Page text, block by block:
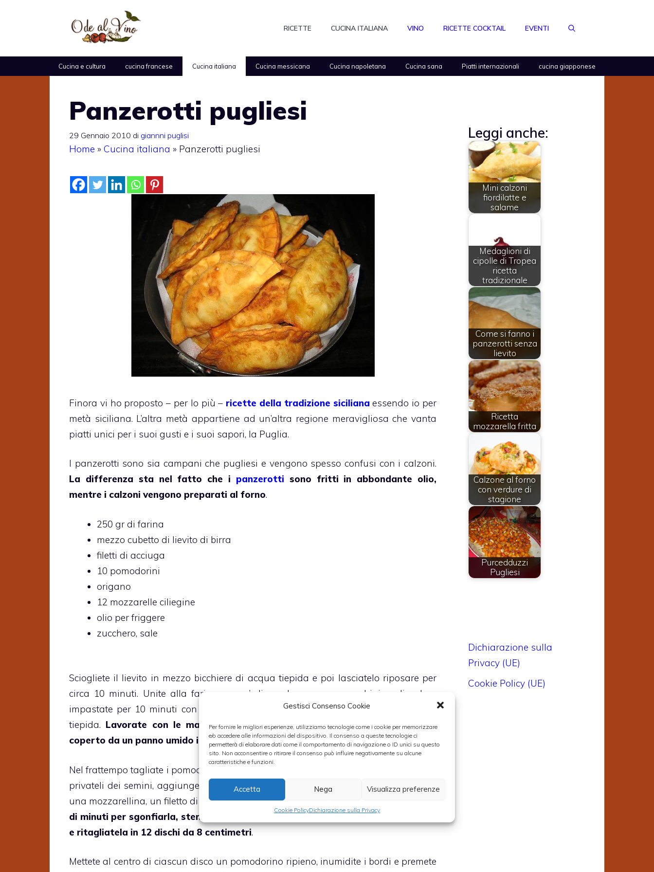
Gestisci Consenso Cookie
Per fornire le migliori esperienze, utilizziamo tecnologie come i cookie per memorizzare
e/o accedere alle informazioni del dispositivo. Il consenso a queste tecnologie ci
permetterà di elaborare dati come il comportamento di navigazione o ID unici su questo
sito. Non acconsentire o ritirare il consenso può influire negativamente su alcune
caratteristiche e funzioni.
Accetta Nega Visualizza preferenze
Cookie PolicyDichiarazione sulla Privacy
RICETTE CUCINA ITALIANA VINO RICETTE COCKTAIL EVENTI
Cucina e cultura cucina francese Cucina italiana Cucina messicana Cucina napoletana Cucina sana Piatti internazionali cucina giapponese
Panzerotti pugliesi
29 Gennaio 2010 di giannni puglisi
Home » Cucina italiana » Panzerotti pugliesi
Finora vi ho proposto – per lo più – ricette della tradizione siciliana essendo io per
metà siciliana. L’altra metà appartiene ad un’altra regione meravigliosa che vanta
piatti unici per i suoi gusti e i suoi sapori, la Puglia.
I panzerotti sono sia campani che pugliesi e vengono spesso confusi con i calzoni.
La differenza sta nel fatto che i panzerotti sono fritti in abbondante olio,
mentre i calzoni vengono preparati al forno.
250 gr di farina
mezzo cubetto di lievito di birra
filetti di acciuga
10 pomodorini
origano
12 mozzarelle ciliegine
olio per friggere
zucchero, sale
Sciogliete il lievito in mezzo bicchiere di acqua tiepida e poi lasciatelo riposare per
circa 10 minuti. Unite alla farina un po’ di zucchero, mezzo cucchiaino di sale e
impastate per 10 minuti con il lievito, due cucchiai di olio e un altro po’ di acqua
tiepida. Lavorate con le mani e lasciate riposare l’impasto in un contenitore
coperto da un panno umido in un luogo tiepido per un’ora
Nel frattempo tagliate i pomodorini a metà lasciandoli comunque uniti da una parte,
privateli dei semini, aggiungete un po’ di sale e metteteli a scolare. Farciteli poi con
una mozzarellina, un filetto di acciuga e un po’ d’origano.
di minuti per sgonfiarla, stendetela cercando di ottenere 3 millimetri di spessore
e ritagliatela in 12 dischi da 8 centimetri.
Mettete al centro di ciascun disco un pomodorino ripieno, inumidite i bordi e premete
Leggi anche:
Mini calzoni
fiordilatte e
salame
Medaglioni di
cipolle di Tropea
ricetta
tradizionale
Come si fanno i
panzerotti senza
lievito
Ricetta
mozzarella fritta
Calzone al forno
con verdure di
stagione
Purcedduzzi
Pugliesi
Dichiarazione sulla
Privacy (UE)
Cookie Policy (UE)